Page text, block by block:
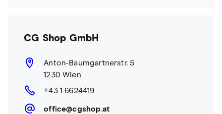
CG Shop GmbH
Anton-Baumgartnerstr. 5
1230 Wien
+43 1 6624419
office@cgshop.at